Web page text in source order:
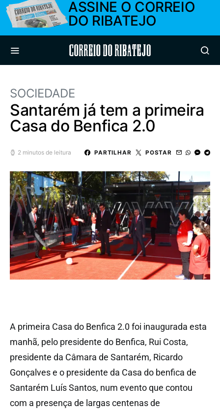
ASSINE O CORREIO
DO RIBATEJO
Correio do Ribatejo
SOCIEDADE
Santarém já tem a primeira
Casa do Benfica 2.0
2 minutos de leitura PARTILHAR POSTAR
A primeira Casa do Benfica 2.0 foi inaugurada esta
manhã, pelo presidente do Benfica, Rui Costa,
presidente da Câmara de Santarém, Ricardo
Gonçalves e o presidente da Casa do benfica de
Santarém Luís Santos, num evento que contou
com a presença de largas centenas de